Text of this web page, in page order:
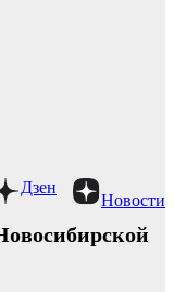
Новости
Дзен